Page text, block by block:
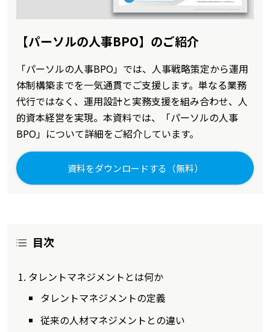
【パーソルの人事BPO】のご紹介
「パーソルの人事BPO」では、人事戦略策定から運用
体制構築までを一気通貫でご支援します。単なる業務
代行ではなく、運用設計と実務支援を組み合わせ、人
的資本経営を実現。本資料では、「パーソルの人事
BPO」について詳細をご紹介しています。
資料をダウンロードする（無料）
目次
タレントマネジメントとは何か
タレントマネジメントの定義
従来の人材マネジメントとの違い